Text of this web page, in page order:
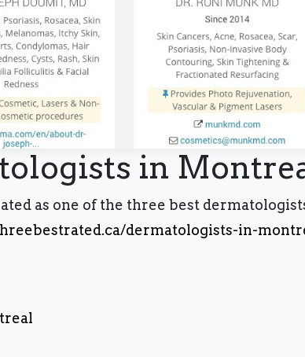
in
as one of the three best
dermatologists-in-
l'infolettre
vous à notre